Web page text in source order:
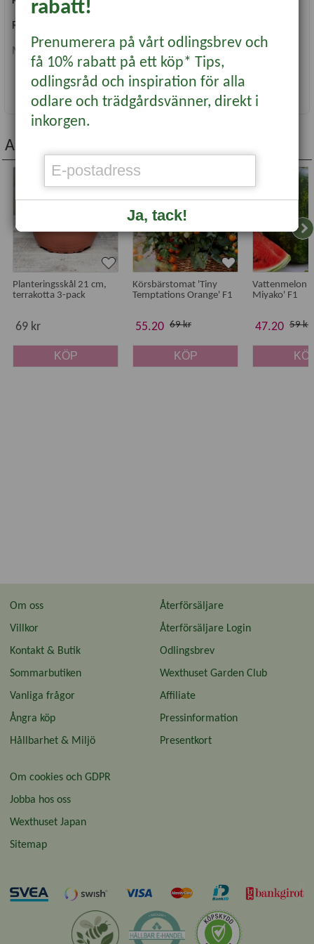
Rymmer ca 25 liter vatten.
Material : PP, 100% återvunnen
Läs mer...
Andra köpte även...
Planteringsskål 21 cm,
terrakotta 3-pack
69 kr
KÖP
-20%
Körsbärstomat 'Tiny
Temptations Orange' F1
55.20 69 kr
KÖP
Vattenmelon
Miyako' F1
47.20 59 kr
Om oss
Villkor
Kontakt & Butik
Sommarbutiken
Vanliga frågor
Ångra köp
Hållbarhet & Miljö
Återförsäljare
Återförsäljare Login
Odlingsbrev
Wexthuset Garden Club
Affiliate
Pressinformation
Presentkort
Om cookies och GDPR
Jobba hos oss
Wexthuset Japan
Sitemap
rabatt!
Prenumerera på vårt odlingsbrev och
få 10% rabatt på ett köp* Tips,
odlingsråd och inspiration för alla
odlare och trädgårdsvänner, direkt i
inkorgen.
Ja, tack!